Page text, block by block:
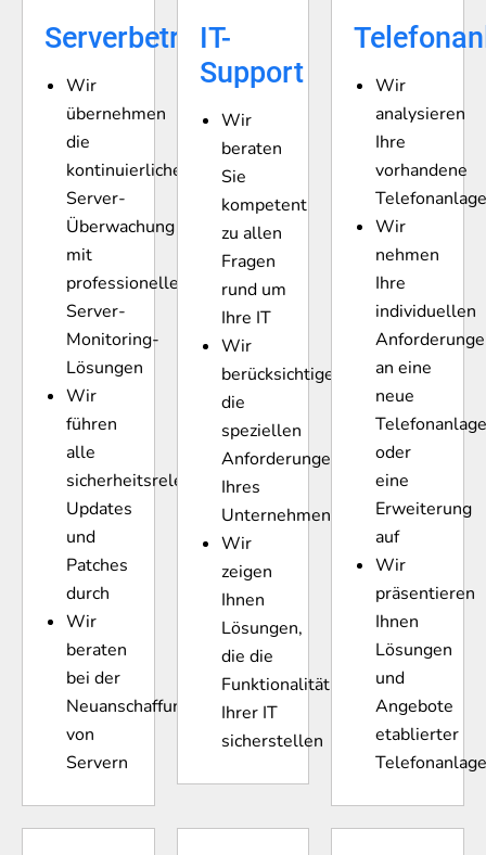
Serverbetreuung
Wir
übernehmen
die
kontinuierliche
Server-
Überwachung
mit
professionellen
Server-
Monitoring-
Lösungen
Wir
führen
alle
sicherheitsrelevanten
Updates
und
Patches
durch
Wir
beraten
bei der
Neuanschaffung
von
Servern
IT-
Support
Wir
beraten
Sie
kompetent
zu allen
Fragen
rund um
Ihre IT
Wir
berücksichtigen
die
speziellen
Anforderungen
Ihres
Unternehmens
Wir
zeigen
Ihnen
Lösungen,
die die
Funktionalität
Ihrer IT
sicherstellen
Wir
analysieren
Ihre
vorhandene
Wir
nehmen
Ihre
individuellen
an eine
neue
oder
eine
Erweiterung
auf
Wir
präsentieren
Ihnen
Lösungen
und
Angebote
etablierter